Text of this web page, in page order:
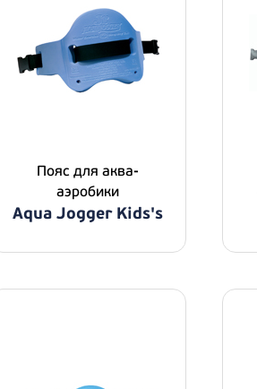
Пояс для аква-
аэробики
Aqua Jogger Kids's